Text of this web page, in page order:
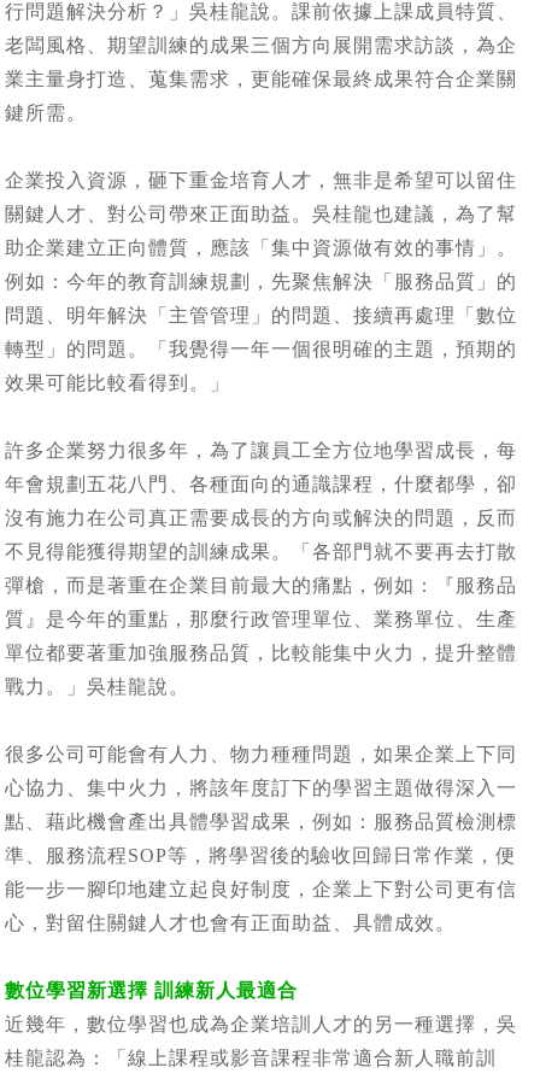
行問題解決分析？」吳桂龍說。課前依據上課成員特質、
老闆風格、期望訓練的成果三個方向展開需求訪談，為企
業主量身打造、蒐集需求，更能確保最終成果符合企業關
鍵所需。
企業投入資源，砸下重金培育人才，無非是希望可以留住
關鍵人才、對公司帶來正面助益。吳桂龍也建議，為了幫
助企業建立正向體質，應該「集中資源做有效的事情」。
例如：今年的教育訓練規劃，先聚焦解決「服務品質」的
問題、明年解決「主管管理」的問題、接續再處理「數位
轉型」的問題。「我覺得一年一個很明確的主題，預期的
效果可能比較看得到。」
許多企業努力很多年，為了讓員工全方位地學習成長，每
年會規劃五花八門、各種面向的通識課程，什麼都學，卻
沒有施力在公司真正需要成長的方向或解決的問題，反而
不見得能獲得期望的訓練成果。「各部門就不要再去打散
彈槍，而是著重在企業目前最大的痛點，例如：『服務品
質』是今年的重點，那麼行政管理單位、業務單位、生產
單位都要著重加強服務品質，比較能集中火力，提升整體
戰力。」吳桂龍說。
很多公司可能會有人力、物力種種問題，如果企業上下同
心協力、集中火力，將該年度訂下的學習主題做得深入一
點、藉此機會產出具體學習成果，例如：服務品質檢測標
準、服務流程SOP等，將學習後的驗收回歸日常作業，便
能一步一腳印地建立起良好制度，企業上下對公司更有信
心，對留住關鍵人才也會有正面助益、具體成效。
數位學習新選擇 訓練新人最適合
近幾年，數位學習也成為企業培訓人才的另一種選擇，吳
桂龍認為：「線上課程或影音課程非常適合新人職前訓